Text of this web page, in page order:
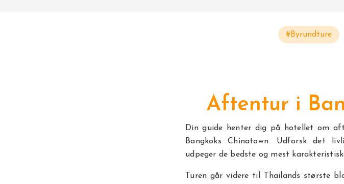
#Byrundture
Aftentur i
Din guide henter dig på hotellet om
Bangkoks Chinatown. Udforsk det
udpeger de bedste og mest
Turen går videre til Thailands største